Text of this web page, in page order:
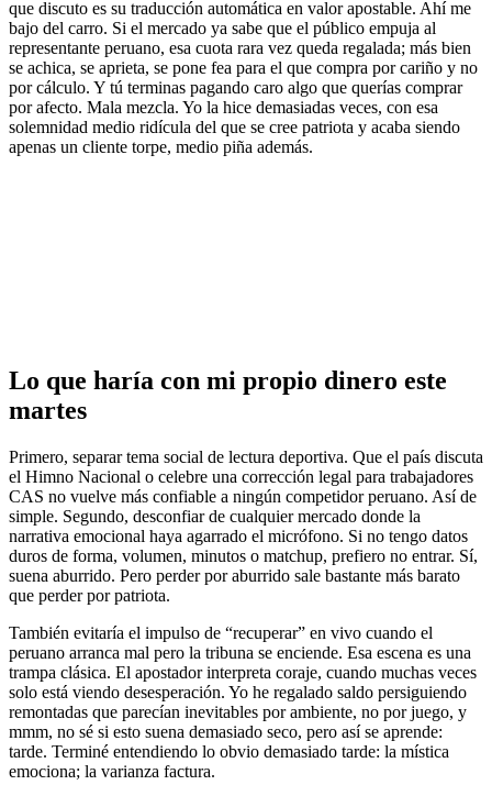
que discuto es su traducción automática en valor apostable. Ahí me
bajo del carro. Si el mercado ya sabe que el público empuja al
representante peruano, esa cuota rara vez queda regalada; más bien
se achica, se aprieta, se pone fea para el que compra por cariño y no
por cálculo. Y tú terminas pagando caro algo que querías comprar
por afecto. Mala mezcla. Yo la hice demasiadas veces, con esa
solemnidad medio ridícula del que se cree patriota y acaba siendo
apenas un cliente torpe, medio piña además.
Lo que haría con mi propio dinero este
martes
Primero, separar tema social de lectura deportiva. Que el país discuta
el Himno Nacional o celebre una corrección legal para trabajadores
CAS no vuelve más confiable a ningún competidor peruano. Así de
simple. Segundo, desconfiar de cualquier mercado donde la
narrativa emocional haya agarrado el micrófono. Si no tengo datos
duros de forma, volumen, minutos o matchup, prefiero no entrar. Sí,
suena aburrido. Pero perder por aburrido sale bastante más barato
que perder por patriota.
También evitaría el impulso de “recuperar” en vivo cuando el
peruano arranca mal pero la tribuna se enciende. Esa escena es una
trampa clásica. El apostador interpreta coraje, cuando muchas veces
solo está viendo desesperación. Yo he regalado saldo persiguiendo
remontadas que parecían inevitables por ambiente, no por juego, y
mmm, no sé si esto suena demasiado seco, pero así se aprende:
tarde. Terminé entendiendo lo obvio demasiado tarde: la mística
emociona; la varianza factura.